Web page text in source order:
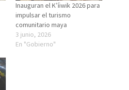
Inauguran el K’íiwik 2026 para
impulsar el turismo
comunitario maya
3 junio, 2026
En "Gobierno"